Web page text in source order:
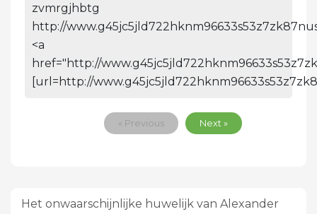
zvmrgjhbtg
http://
<a
href="http://
[url=http://
« Previous Next »
Het onwaarschijnlijke huwelijk van Alexander